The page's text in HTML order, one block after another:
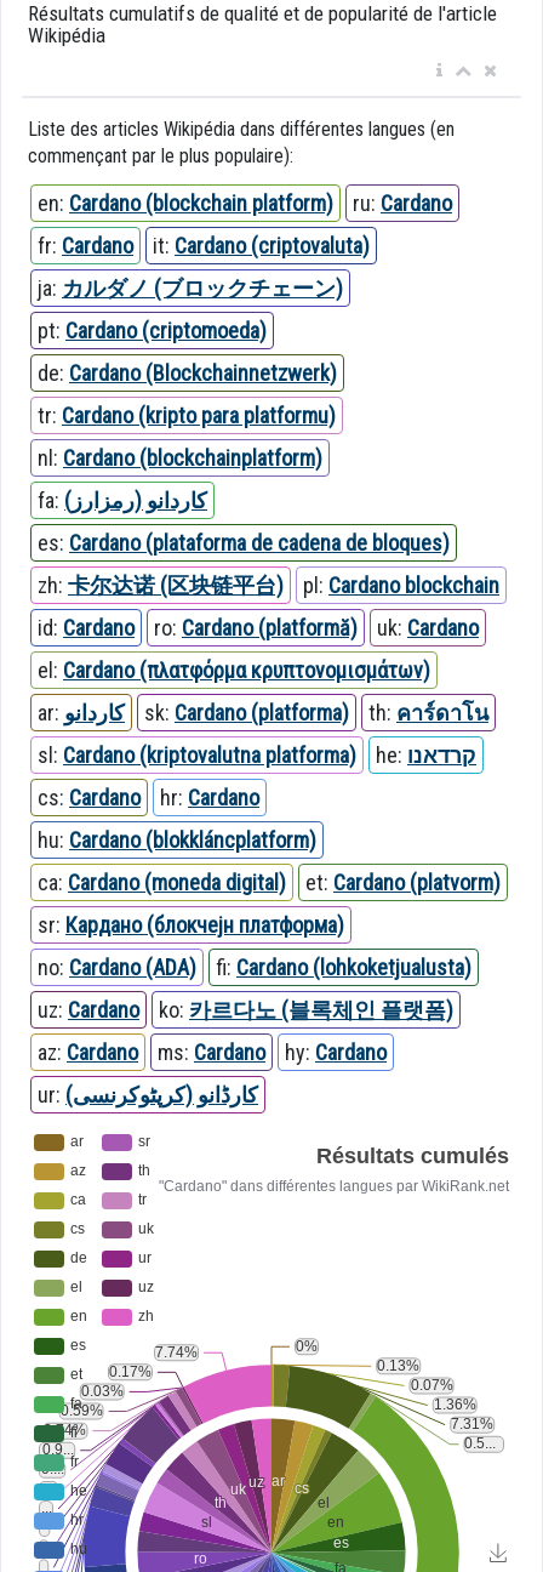
Résultats cumulatifs de qualité et de popularité de l'article
Wikipédia
Liste des articles Wikipédia dans différentes langues (en
commençant par le plus populaire):
en: Cardano (blockchain platform) ru: Cardano
fr: Cardano it: Cardano (criptovaluta)
ja: カルダノ (ブロックチェーン)
pt: Cardano (criptomoeda)
de: Cardano (Blockchainnetzwerk)
tr: Cardano (kripto para platformu)
nl: Cardano (blockchainplatform)
fa: کاردانو (رمزارز)
es: Cardano (plataforma de cadena de bloques)
zh: 卡尔达诺 (区块链平台) pl: Cardano blockchain
id: Cardano ro: Cardano (platformă) uk: Cardano
el: Cardano (πλατφόρμα κρυπτονομισμάτων)
ar: كاردانو sk: Cardano (platforma) th: คาร์ดาโน
sl: Cardano (kriptovalutna platforma) he: קרדאנו
cs: Cardano hr: Cardano
hu: Cardano (blokkláncplatform)
ca: Cardano (moneda digital) et: Cardano (platvorm)
sr: Кардано (блокчејн платформа)
no: Cardano (ADA) fi: Cardano (lohkoketjualusta)
uz: Cardano ko: 카르다노 (블록체인 플랫폼)
az: Cardano ms: Cardano hy: Cardano
ur: کارڈانو (کرپٹوکرنسی)